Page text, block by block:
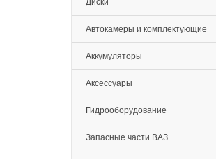
Диски
Автокамеры и комплектующие
Аккумуляторы
Аксессуары
Гидрооборудование
Запасные части ВАЗ